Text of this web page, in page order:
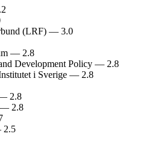
(LRF) — 3.0
— 2.8
Development Policy — 2.8
i Sverige — 2.8
2.8
— 2.8
2.5